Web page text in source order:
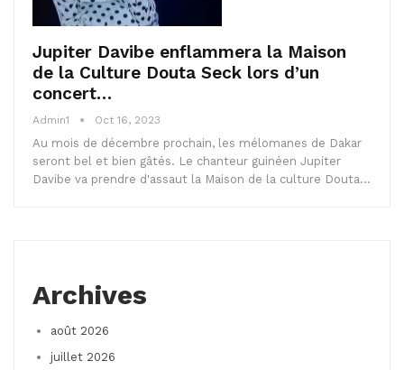
Jupiter Davibe enflammera la Maison
de la Culture Douta Seck lors d’un
concert…
Admin1 Oct 16, 2023
Au mois de décembre prochain, les mélomanes de Dakar
seront bel et bien gâtés. Le chanteur guinéen Jupiter
Davibe va prendre d'assaut la Maison de la culture Douta…
Archives
août 2026
juillet 2026